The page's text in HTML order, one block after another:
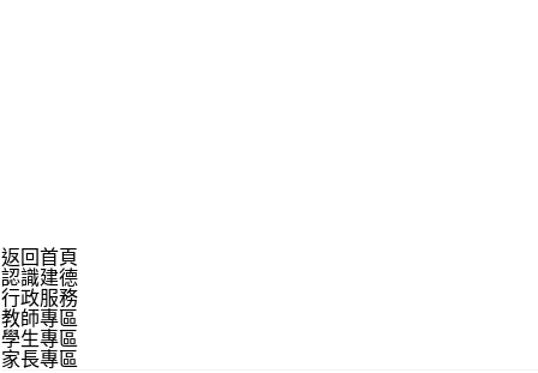
返回首頁
認識建德
行政服務
教師專區
學生專區
家長專區